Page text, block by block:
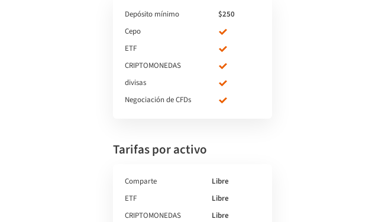
Depósito mínimo
$250
Cepo
ETF
CRIPTOMONEDAS
divisas
Negociación de CFDs
Tarifas por activo
Comparte
Libre
ETF
Libre
CRIPTOMONEDAS
Libre